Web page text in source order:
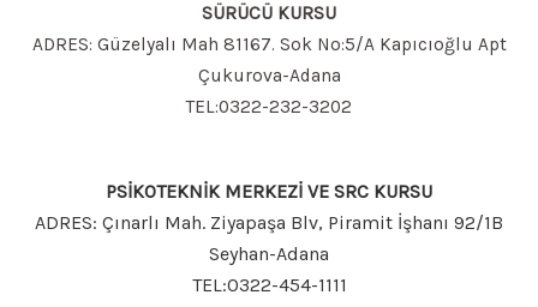
SÜRÜCÜ KURSU
ADRES: Güzelyalı Mah 81167. Sok No:5/A Kapıcıoğlu Apt
Çukurova-Adana
TEL:0322-232-3202
PSİKOTEKNİK MERKEZİ VE SRC KURSU
ADRES: Çınarlı Mah. Ziyapaşa Blv, Piramit İşhanı 92/1B
Seyhan-Adana
TEL:0322-454-1111